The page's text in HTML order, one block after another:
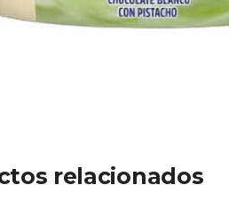
relacionados